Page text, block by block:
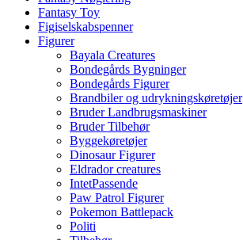
Fantasy Toy
Figiselskabspenner
Figurer
Bayala Creatures
Bondegårds Bygninger
Bondegårds Figurer
Brandbiler og udrykningskøretøjer
Bruder Landbrugsmaskiner
Bruder Tilbehør
Byggekøretøjer
Dinosaur Figurer
Eldrador creatures
IntetPassende
Paw Patrol Figurer
Pokemon Battlepack
Politi